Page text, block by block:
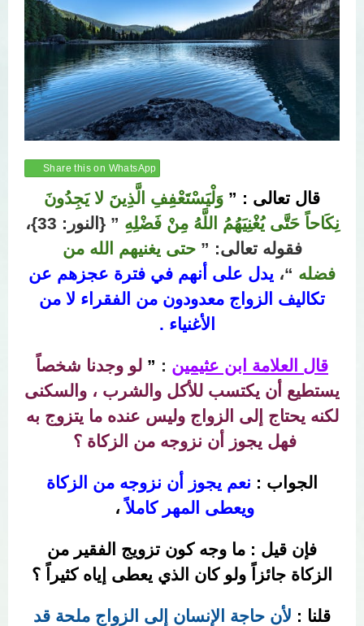
Share this on WhatsApp
قال تعالى : ” وَلْيَسْتَعْفِفِ الَّذِينَ لا يَجِدُونَ
نِكَاحاً حَتَّى يُغْنِيَهُمُ اللَّهُ مِنْ فَضْلِهِ
” {النور: 33}،
فقوله تعالى: ”حتى يغنيهم الله من
فضله “، يدل على أنهم في فترة عجزهم عن
تكاليف الزواج معدودون من الفقراء لا من
الأغنياء .
قال العلامة ابن عثيمين :
” لو وجدنا شخصاً
يستطيع أن يكتسب للأكل والشرب ، والسكنى
لكنه يحتاج إلى الزواج وليس عنده ما يتزوج به
فهل يجوز أن نزوجه من الزكاة ؟
الجواب : نعم يجوز أن نزوجه من الزكاة
ويعطى المهر كاملاً،
فإن قيل : ما وجه كون تزويج الفقير من
الزكاة جائزاً ولو كان الذي يعطى إياه كثيراً ؟
قلنا : لأن حاجة الإنسان إلى الزواج ملحة قد